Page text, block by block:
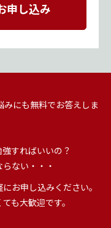
申し込み
にも無料でお答えしま
すればいいの？
ない・・・
お申し込みください。
も大歓迎です。